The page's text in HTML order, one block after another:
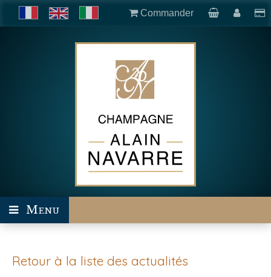
Menu
Retour à la liste des actualités
Commander